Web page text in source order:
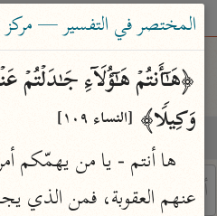
بحث تفسير
المختصر في التفسير — مركز
وَكِیلࣰا﴾ [النساء ١٠٩]